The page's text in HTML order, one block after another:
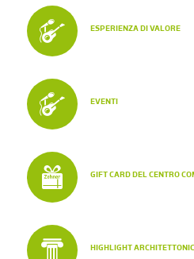
ESPERIENZA DI VALORE
EVENTI
GIFT CARD DEL CENTRO
HIGHLIGHT